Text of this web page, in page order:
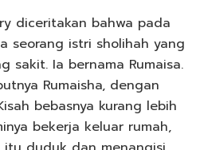
diceritakan bahwa pada
sakit. Ia bernama Rumaisa.
Rumaisha, dengan
bebasnya kurang lebih
bekerja keluar rumah,